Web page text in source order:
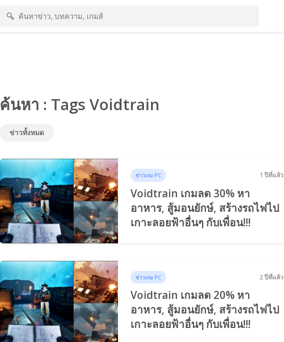
ค้นหา : Tags Voidtrain
ข่าวทั้งหมด
ข่าวเกม PC 1 ปีที่แล้ว
Voidtrain เกมลด 30% หา
อาหาร, สู้มอนยักษ์, สร้างรถไฟไป
เกาะลอยฟ้าอื่นๆ กับเพื่อน!!!
ข่าวเกม PC 2 ปีที่แล้ว
Voidtrain เกมลด 20% หา
อาหาร, สู้มอนยักษ์, สร้างรถไฟไป
เกาะลอยฟ้าอื่นๆ กับเพื่อน!!!